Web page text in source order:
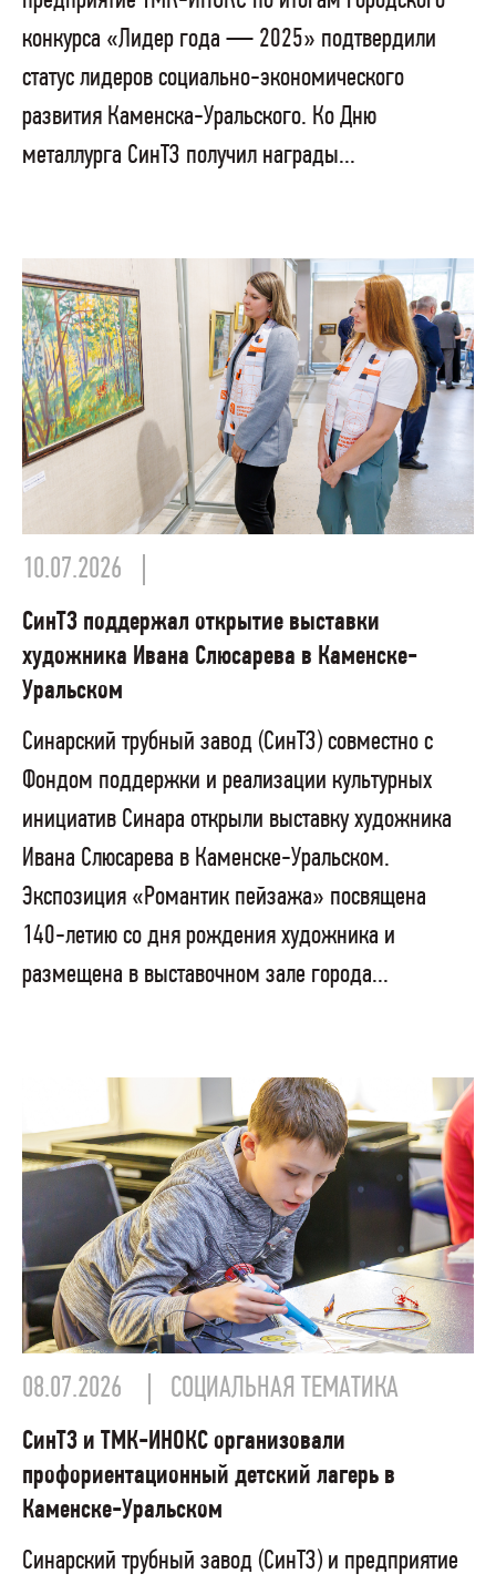
конкурса «Лидер года — 2025» подтвердили
статус лидеров социально-экономического
развития Каменска-Уральского. Ко Дню
металлурга СинТЗ получил награды...
10.07.2026
СинТЗ поддержал открытие выставки
художника Ивана Слюсарева в Каменске-
Уральском
Синарский трубный завод (СинТЗ) совместно с
Фондом поддержки и реализации культурных
инициатив Синара открыли выставку художника
Ивана Слюсарева в Каменске-Уральском.
Экспозиция «Романтик пейзажа» посвящена
140-летию со дня рождения художника и
размещена в выставочном зале города...
08.07.2026 СОЦИАЛЬНАЯ ТЕМАТИКА
СинТЗ и ТМК-ИНОКС организовали
профориентационный детский лагерь в
Каменске-Уральском
Синарский трубный завод (СинТЗ) и предприятие